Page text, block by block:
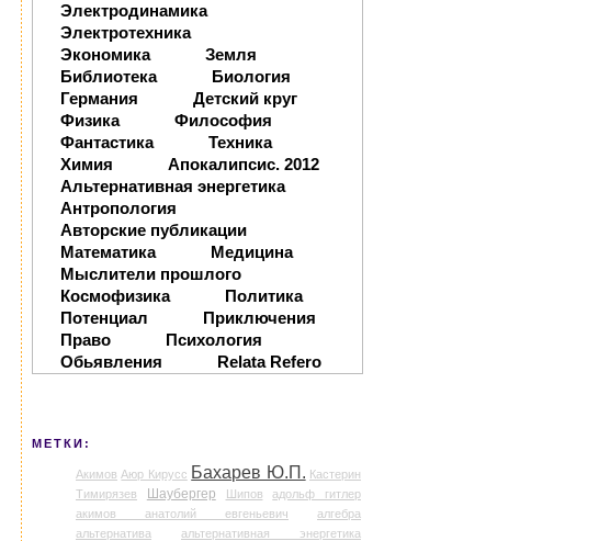
Электродинамика
Электротехника
Экономика
Земля
Библиотека
Биология
Германия
Детский круг
Физика
Философия
Фантастика
Техника
Химия
Апокалипсис. 2012
Альтернативная энергетика
Антропология
Авторские публикации
Математика
Медицина
Мыслители прошлого
Космофизика
Политика
Потенциал
Приключения
Право
Психология
Обьявления
Relata Refero
МЕТКИ:
Акимов Аюр Кирусс Бахарев Ю.П. Кастерин
Тимирязев
Шаубергер Шипов
адольф гитлер
акимов анатолий евгеньевич
алгебра
альтернатива
альтернативная энергетика